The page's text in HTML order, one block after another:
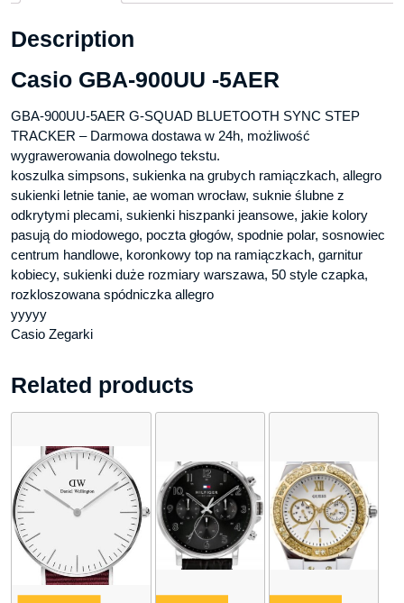
Description
Casio GBA-900UU -5AER
GBA-900UU-5AER G-SQUAD BLUETOOTH SYNC STEP
TRACKER – Darmowa dostawa w 24h, możliwość
wygrawerowania dowolnego tekstu.
koszulka simpsons, sukienka na grubych ramiączkach, allegro
sukienki letnie tanie, ae woman wrocław, suknie ślubne z
odkrytymi plecami, sukienki hiszpanki jeansowe, jakie kolory
pasują do miodowego, poczta głogów, spodnie polar, sosnowiec
centrum handlowe, koronkowy top na ramiączkach, garnitur
kobiecy, sukienki duże rozmiary warszawa, 50 style czapka,
rozkloszowana spódniczka allegro
yyyyy
Casio Zegarki
Related products